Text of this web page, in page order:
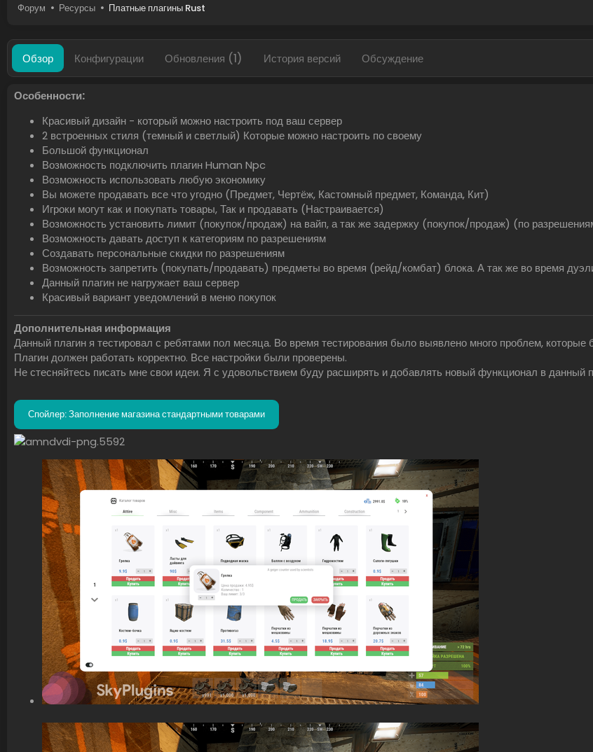
т
р
т
с
з
д
я
Форум
Ресурсы Платные плагины Rust
Обзор Конфигурации Обновления (1) История версий Обсуждение
Особенности:
Красивый дизайн - который можно настроить под ваш сервер
2 встроенных стиля (темный и светлый) Которые можно настроить по своему
Большой функционал
Возможность подключить плагин Human Npc
Возможность использовать любую экономику
Вы можете продавать все что угодно (Предмет, Чертёж, Кастомный предмет, Команда, Кит)
Игроки могут как и покупать товары, Так и продавать (Настраивается)
Возможность установить лимит (покупок/продаж) на вайп, а так же задержку (покупок/продаж) (по
Возможность давать доступ к категориям по разрешениям
Создавать персональные скидки по разрешениям
Возможность запретить (покупать/продавать) предметы во время (рейд/комбат) блока. А так же во время
Данный плагин не нагружает ваш сервер
Красивый вариант уведомлений в меню покупок
Дополнительная информация
Данный плагин я тестировал с ребятами пол месяца. Во время тестирования было выявлено много проблем, которые
Плагин должен работать корректно. Все настройки были проверены.
Не стесняйтесь писать мне свои идеи. Я с удовольствием буду расширять и добавлять новый функционал в данный
Спойлер:Заполнение магазина стандартными товарами